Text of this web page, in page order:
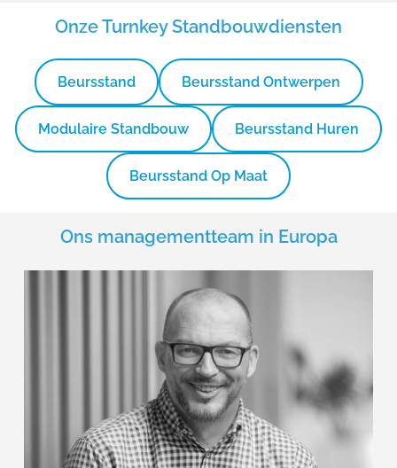
Onze Turnkey Standbouwdiensten
Beursstand Beursstand Ontwerpen
Modulaire Standbouw Beursstand Huren
Beursstand Op Maat
Ons managementteam in Europa